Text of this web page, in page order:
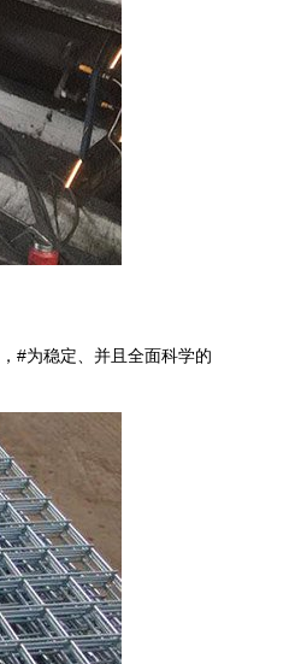
#为稳定、并且全面科学的